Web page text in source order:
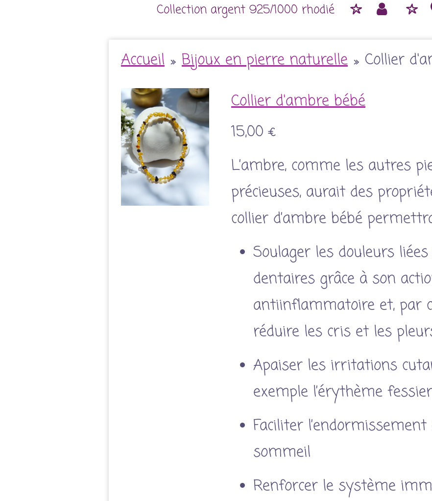
Collection argent 925/1000 rhodié
Accueil » Bijoux en pierre naturelle » Collier
Collier d'ambre bébé
15,00 €
L’ambre, comme les autres
précieuses, aurait des
collier d’ambre bébé
Soulager les douleurs
dentaires grâce à son
antiinflammatoire et, par
réduire les cris et les
Apaiser les irritations
exemple l’érythème fessier
Faciliter
sommeil
Renforcer le système